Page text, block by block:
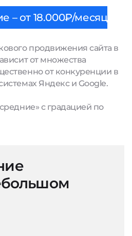
– от 18.000₽/месяц
продвижения сайта в
от множества
от конкуренции в
Яндекс и Google.
с градацией по